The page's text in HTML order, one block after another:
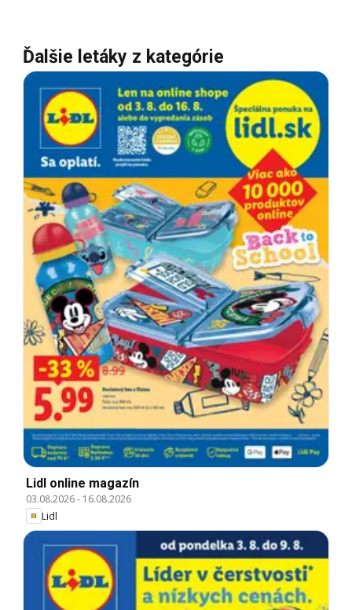
Ďalšie letáky z kategórie
Lidl online magazín
03.08.2026- 16.08.2026
Lidl